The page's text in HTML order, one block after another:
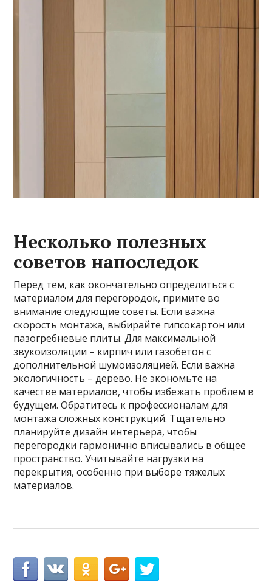
Несколько полезных
советов напоследок
Перед тем, как окончательно определиться с
материалом для перегородок, примите во
внимание следующие советы. Если важна
скорость монтажа, выбирайте гипсокартон или
пазогребневые плиты. Для максимальной
звукоизоляции – кирпич или газобетон с
дополнительной шумоизоляцией. Если важна
экологичность – дерево. Не экономьте на
качестве материалов, чтобы избежать проблем в
будущем. Обратитесь к профессионалам для
монтажа сложных конструкций. Тщательно
планируйте дизайн интерьера, чтобы
перегородки гармонично вписывались в общее
пространство. Учитывайте нагрузки на
перекрытия, особенно при выборе тяжелых
материалов.